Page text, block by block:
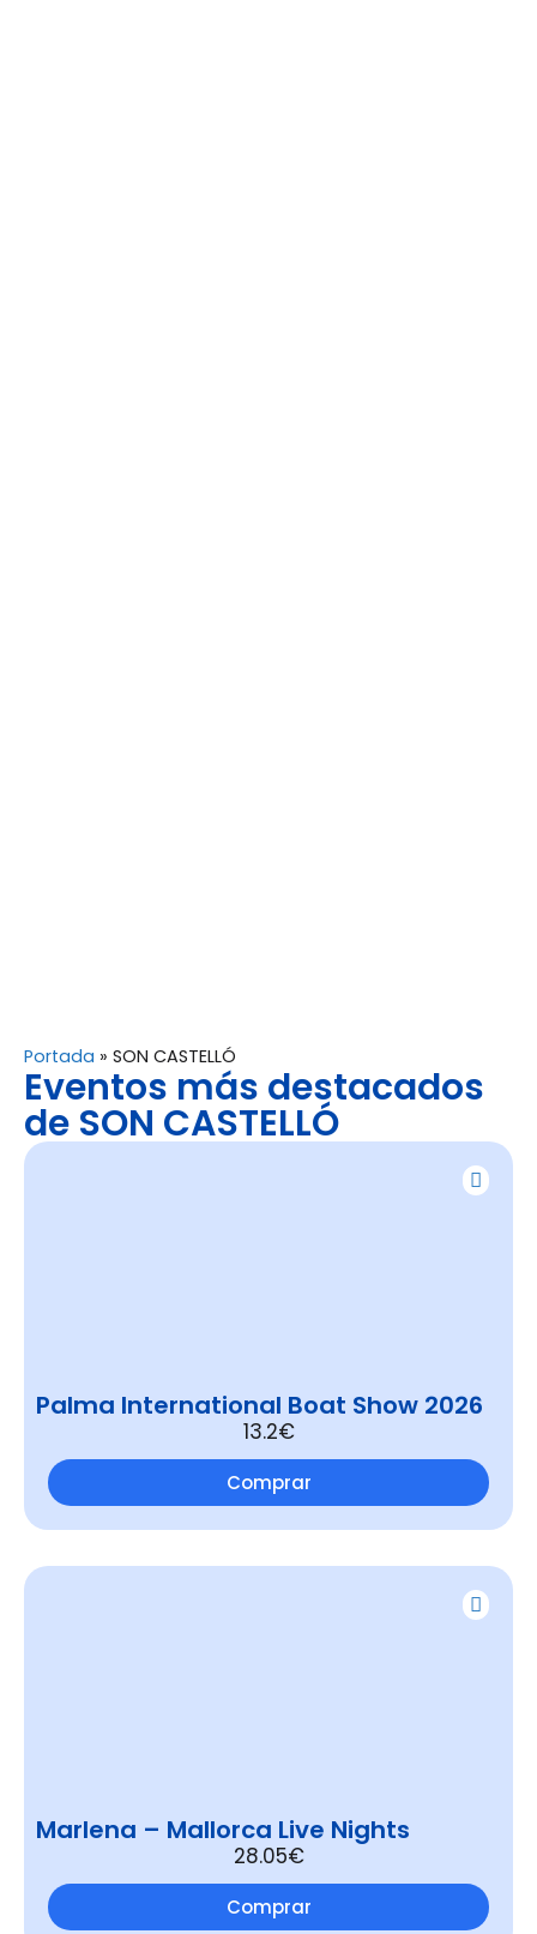
Portada » SON CASTELLÓ
Eventos más destacados
de SON CASTELLÓ
Palma International Boat Show 2026
13.2€
Comprar
Marlena – Mallorca Live Nights
28.05€
Comprar